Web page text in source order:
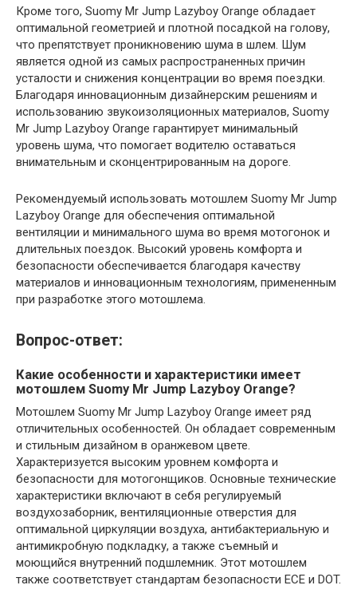
Кроме того, Suomy Mr Jump Lazyboy Orange обладает
оптимальной геометрией и плотной посадкой на голову,
что препятствует проникновению шума в шлем. Шум
является одной из самых распространенных причин
усталости и снижения концентрации во время поездки.
Благодаря инновационным дизайнерским решениям и
использованию звукоизоляционных материалов, Suomy
Mr Jump Lazyboy Orange гарантирует минимальный
уровень шума, что помогает водителю оставаться
внимательным и сконцентрированным на дороге.
Рекомендуемый использовать мотошлем Suomy Mr Jump
Lazyboy Orange для обеспечения оптимальной
вентиляции и минимального шума во время мотогонок и
длительных поездок. Высокий уровень комфорта и
безопасности обеспечивается благодаря качеству
материалов и инновационным технологиям, примененным
при разработке этого мотошлема.
Вопрос-ответ:
Какие особенности и характеристики имеет
мотошлем Suomy Mr Jump Lazyboy Orange?
Мотошлем Suomy Mr Jump Lazyboy Orange имеет ряд
отличительных особенностей. Он обладает современным
и стильным дизайном в оранжевом цвете.
Характеризуется высоким уровнем комфорта и
безопасности для мотогонщиков. Основные технические
характеристики включают в себя регулируемый
воздухозаборник, вентиляционные отверстия для
оптимальной циркуляции воздуха, антибактериальную и
антимикробную подкладку, а также съемный и
моющийся внутренний подшлемник. Этот мотошлем
также соответствует стандартам безопасности ECE и DOT.